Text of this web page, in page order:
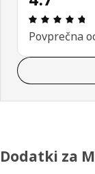
Povprečna
Dodatki za